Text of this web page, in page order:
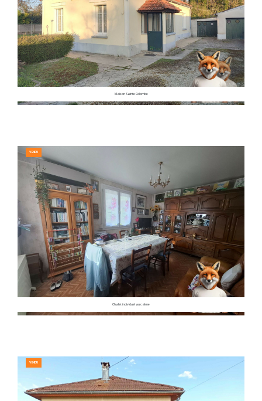
Maison Sainte Colombe
VENDU
Chalet individuel au calme
VENDU